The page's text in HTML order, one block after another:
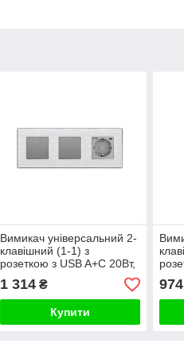
Вимикач універсальний 2-
клавішний (1-1) з
розеткою з USB A+C 20Вт,
заземлення, WALLPAD
сірий алюміній
1 314₴
Купити
974